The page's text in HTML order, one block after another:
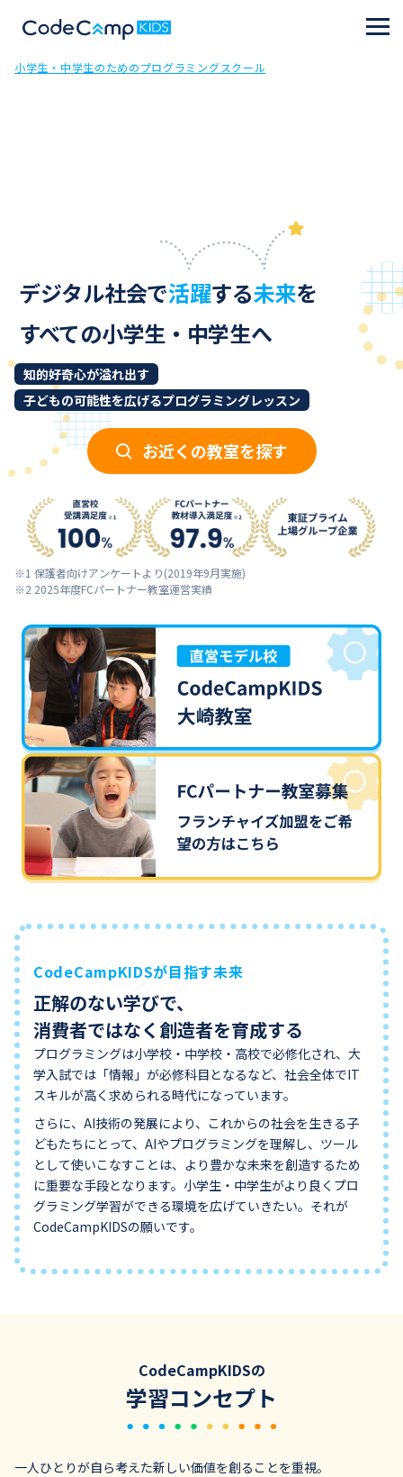
小学生・中学生のためのプログラミングスクール
デジタル社会で活躍する未来を
すべての小学生・中学生へ
知的好奇心が溢れ出す
子どもの可能性を広げるプログラミングレッスン
お近くの教室を探す
※1 保護者向けアンケートより(2019年9月実施)
※2 2025年度FCパートナー教室運営実績
CodeCampKIDSが目指す未来
正解のない学びで、
消費者ではなく創造者を育成する
プログラミングは小学校・中学校・高校で必修化され、大
学入試では「情報」が必修科目となるなど、社会全体でIT
スキルが高く求められる時代になっています。
さらに、AI技術の発展により、これからの社会を生きる子
どもたちにとって、AIやプログラミングを理解し、ツール
として使いこなすことは、より豊かな未来を創造するため
に重要な手段となります。小学生・中学生がより良くプロ
グラミング学習ができる環境を広げていきたい。それが
CodeCampKIDSの願いです。
CodeCampKIDSの
学習コンセプト
一人ひとりが自ら考えた新しい価値を創ることを重視。